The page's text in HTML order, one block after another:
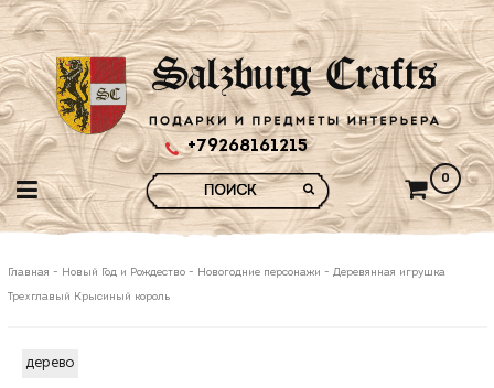
+79268161215
0
Главная - Новый Год и Рождество - Новогодние персонажи - Деревянная игрушка
Трехглавый Крысиный король
дерево